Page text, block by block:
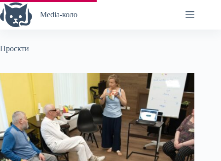
Перейти
до
вмісту
Media-коло
Проєкти